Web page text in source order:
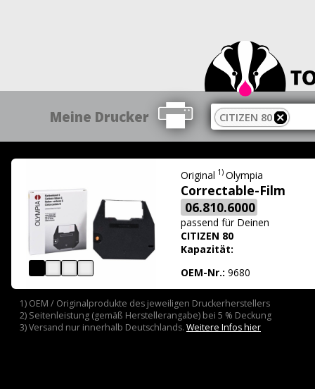
Meine Drucker CITIZEN 80
Original 1) Olympia
Correctable-Film
06.810.6000
passend für Deinen
CITIZEN 80
Kapazität:
OEM-Nr.: 9680
1) OEM / Originalprodukte des jeweiligen Druckerherstellers
2) Seitenleistung (gemäß Herstellerangabe) bei 5 % Deckung
3) Versand nur innerhalb Deutschlands. Weitere Infos hier